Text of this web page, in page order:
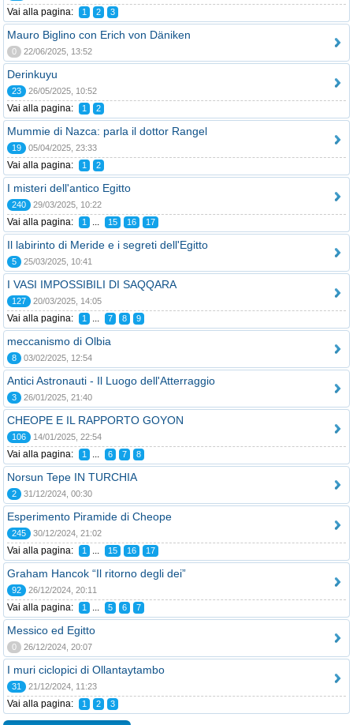
Vai alla pagina: 1 2 3
Mauro Biglino con Erich von Däniken
0 22/06/2025, 13:52
Derinkuyu
23 26/05/2025, 10:52
Vai alla pagina: 1 2
Mummie di Nazca: parla il dottor Rangel
19 05/04/2025, 23:33
Vai alla pagina: 1 2
I misteri dell'antico Egitto
240 29/03/2025, 10:22
Vai alla pagina: 1 ... 15 16 17
Il labirinto di Meride e i segreti dell'Egitto
5 25/03/2025, 10:41
I VASI IMPOSSIBILI DI SAQQARA
127 20/03/2025, 14:05
Vai alla pagina: 1 ... 7 8 9
meccanismo di Olbia
8 03/02/2025, 12:54
Antici Astronauti - Il Luogo dell'Atterraggio
3 26/01/2025, 21:40
CHEOPE E IL RAPPORTO GOYON
106 14/01/2025, 22:54
Vai alla pagina: 1 ... 6 7 8
Norsun Tepe IN TURCHIA
2 31/12/2024, 00:30
Esperimento Piramide di Cheope
245 30/12/2024, 21:02
Vai alla pagina: 1 ... 15 16 17
Graham Hancok “Il ritorno degli dei”
92 26/12/2024, 20:11
Vai alla pagina: 1 ... 5 6 7
Messico ed Egitto
0 26/12/2024, 20:07
I muri ciclopici di Ollantaytambo
31 21/12/2024, 11:23
Vai alla pagina: 1 2 3